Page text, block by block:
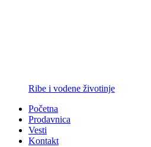
Ribe i vodene životinje
Početna
Prodavnica
Vesti
Kontakt